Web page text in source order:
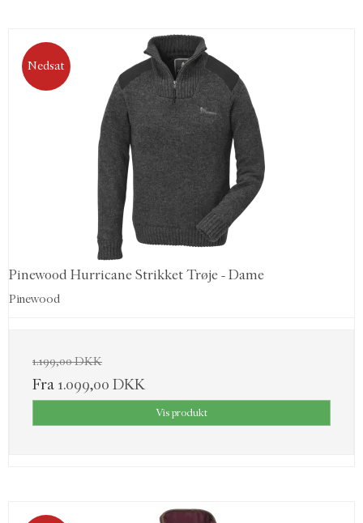
Nedsat
Pinewood Hurricane Strikket Trøje - Dame
Pinewood
1.199,00 DKK
Fra 1.099,00 DKK
Vis produkt